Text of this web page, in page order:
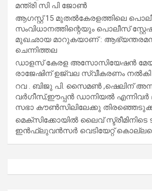
മന്ത്രി സി പി ജോൺ
ആഗസ്റ്റ് 15 മുതല്‍കേരളത്തിലെ
സംവിധാനത്തിന്റെയും പൊലീസ്
മുഖഛായ മാറുകയാണ് :
ചെന്നിത്തല
ഡാളസ് കേരള അസോസിയേഷൻ മേയർ
രാജേഷിന് ഉജ്വല സ്വീകരണം നൽകി
റവ . ബിജു പി. സൈമൺ ,ഷെലിന്
വർഗീസ്,ഈപ്പൻ ഡാനിയൽ എന്നിവർ
സഭാ കൗൺസിലിലേക്കു
മെക്സിക്കോയിൽ ലൈവ് സ്ട്രീമിനിടെ
ഇൻഫ്ലുവൻസർ വെടിയേറ്റ്